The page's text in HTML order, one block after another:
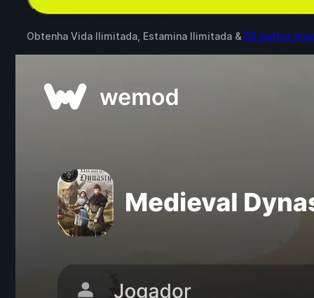
Obtenha Vida Ilimitada, Estamina Ilimitada & 59 outros